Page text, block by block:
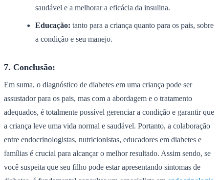
saudável e a melhorar a eficácia da insulina.
Educação: tanto para a criança quanto para os pais, sobre
a condição e seu manejo.
7. Conclusão:
Em suma, o diagnóstico de diabetes em uma criança pode ser
assustador para os pais, mas com a abordagem e o tratamento
adequados, é totalmente possível gerenciar a condição e garantir que
a criança leve uma vida normal e saudável. Portanto, a colaboração
entre endocrinologistas, nutricionistas, educadores em diabetes e
famílias é crucial para alcançar o melhor resultado. Assim sendo, se
você suspeita que seu filho pode estar apresentando sintomas de